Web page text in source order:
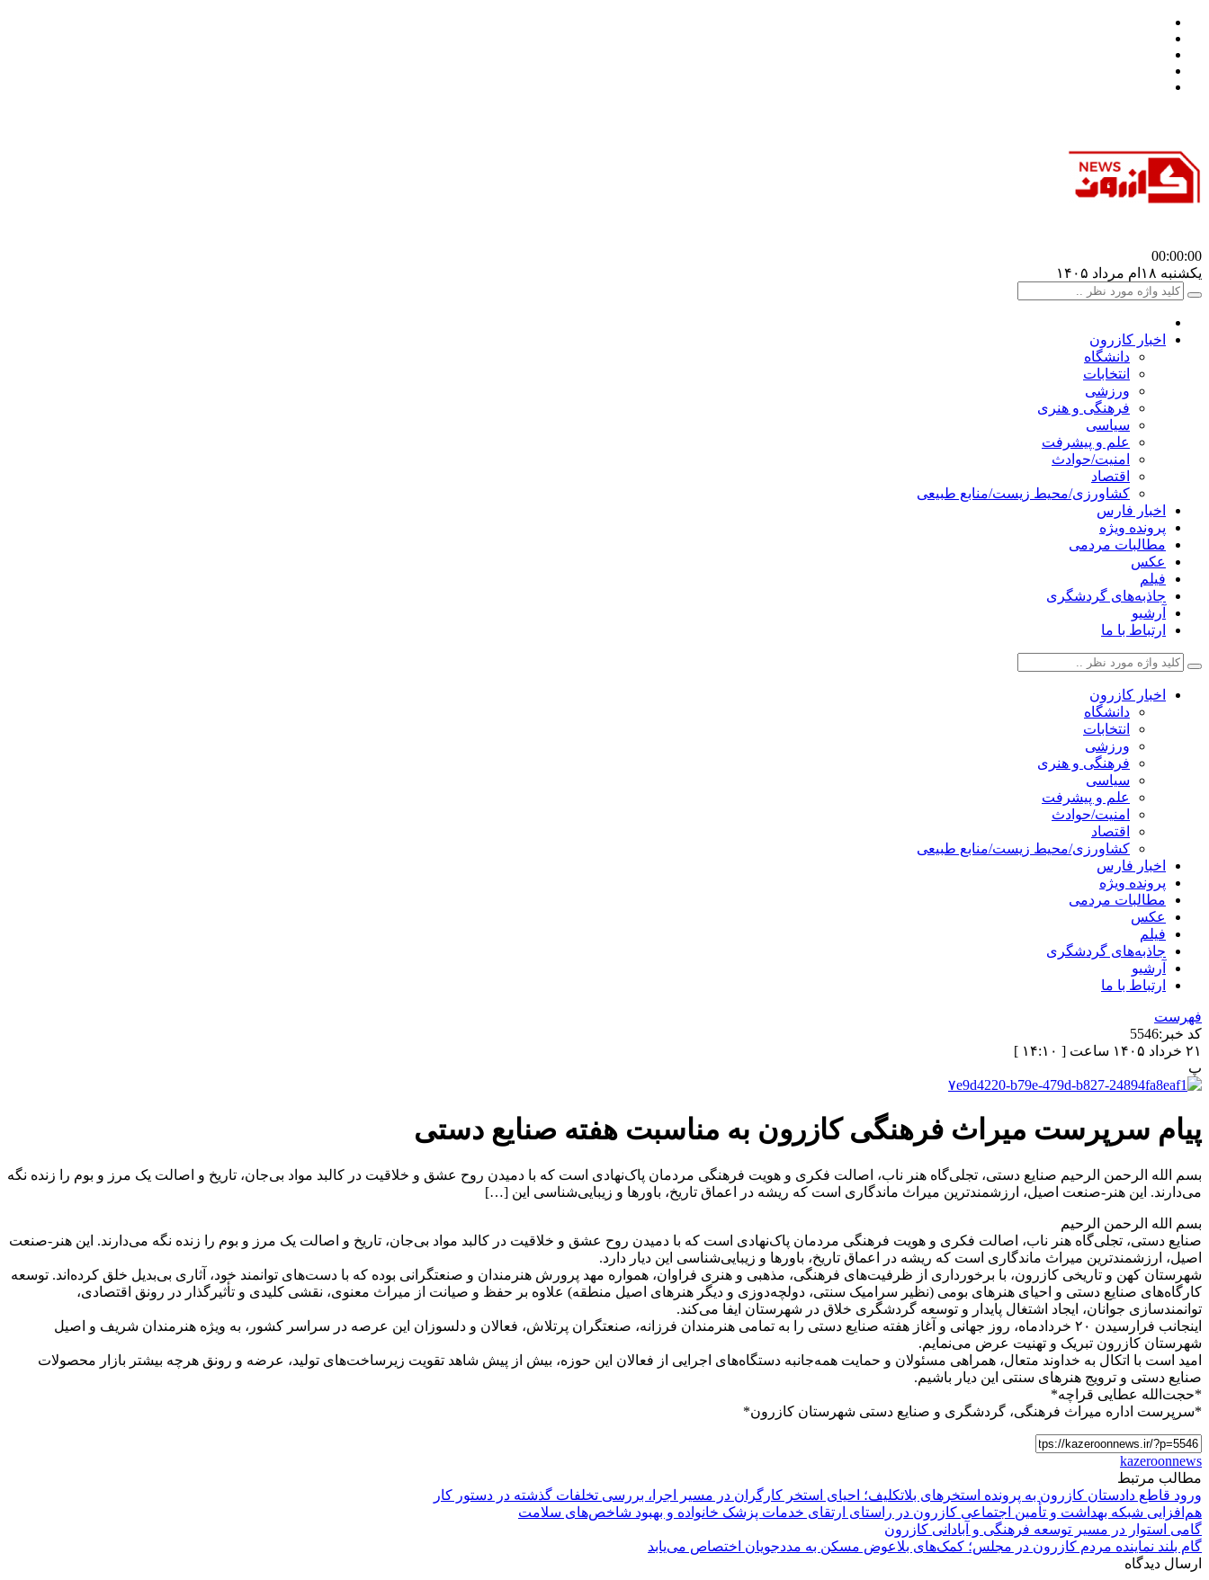
00:00:00
یکشنبه ۱۸ام مرداد ۱۴۰۵
اخبار کازرون
دانشگاه
انتخابات
ورزشی
فرهنگی و هنری
سیاسی
علم و پیشرفت
امنیت/حوادث
اقتصاد
کشاورزی/محیط زیست/منابع طبیعی
اخبار فارس
پرونده ویژه
مطالبات مردمی
عکس
فیلم
جاذبه‌های گردشگری
آرشیو
ارتباط با ما
اخبار کازرون
دانشگاه
انتخابات
ورزشی
فرهنگی و هنری
سیاسی
علم و پیشرفت
امنیت/حوادث
اقتصاد
کشاورزی/محیط زیست/منابع طبیعی
اخبار فارس
پرونده ویژه
مطالبات مردمی
عکس
فیلم
جاذبه‌های گردشگری
آرشیو
ارتباط با ما
فهرست
کد خبر:5546
۲۱ خرداد ۱۴۰۵ ساعت [ ۱۴:۱۰ ]
پ
پیام سرپرست میراث فرهنگی کازرون به مناسبت هفته صنایع دستی
بسم الله الرحمن الرحیم ​صنایع دستی، تجلی‌گاه هنر ناب، اصالت فکری و هویت فرهنگی مردمان پاک‌نهادی است که با دمیدن روح عشق و خلاقیت در کالبد مواد بی‌جان، تاریخ و اصالت یک مرز و بوم را زنده نگه
می‌دارند. این هنر-صنعت اصیل، ارزشمندترین میراث ماندگاری است که ریشه در اعماق تاریخ، باورها و زیبایی‌شناسی این […]
بسم الله الرحمن الرحیم
​صنایع دستی، تجلی‌گاه هنر ناب، اصالت فکری و هویت فرهنگی مردمان پاک‌نهادی است که با دمیدن روح عشق و خلاقیت در کالبد مواد بی‌جان، تاریخ و اصالت یک مرز و بوم را زنده نگه می‌دارند. این هنر-صنعت
اصیل، ارزشمندترین میراث ماندگاری است که ریشه در اعماق تاریخ، باورها و زیبایی‌شناسی این دیار دارد.
​شهرستان کهن و تاریخی کازرون، با برخورداری از ظرفیت‌های فرهنگی، مذهبی و هنری فراوان، همواره مهد پرورش هنرمندان و صنعتگرانی بوده که با دست‌های توانمند خود، آثاری بی‌بدیل خلق کرده‌اند. توسعه
کارگاه‌های صنایع دستی و احیای هنرهای بومی (نظیر سرامیک سنتی، دولچه‌دوزی و دیگر هنرهای اصیل منطقه) علاوه بر حفظ و صیانت از میراث معنوی، نقشی کلیدی و تأثیرگذار در رونق اقتصادی،
توانمندسازی جوانان، ایجاد اشتغال پایدار و توسعه گردشگری خلاق در شهرستان ایفا می‌کند.
​اینجانب فرارسیدن ۲۰ خردادماه، روز جهانی و آغاز هفته صنایع دستی را به تمامی هنرمندان فرزانه، صنعتگران پرتلاش، فعالان و دلسوزان این عرصه در سراسر کشور، به ویژه هنرمندان شریف و اصیل
شهرستان کازرون تبریک و تهنیت عرض می‌نمایم.
​امید است با اتکال به خداوند متعال، همراهی مسئولان و حمایت همه‌جانبه دستگاه‌های اجرایی از فعالان این حوزه، بیش از پیش شاهد تقویت زیرساخت‌های تولید، عرضه و رونق هرچه بیشتر بازار محصولات
صنایع دستی و ترویج هنرهای سنتی این دیار باشیم.
*​حجت‌الله عطایی قراچه*
*سرپرست اداره میراث فرهنگی، گردشگری و صنایع دستی شهرستان کازرون*
kazeroonnews
مطالب مرتبط
ورود قاطع دادستان کازرون به پرونده استخرهای بلاتکلیف؛ احیای استخر کارگران در مسیر اجرا، بررسی تخلفات گذشته در دستور کار
هم‌افزایی شبکه بهداشت و تأمین اجتماعی کازرون در راستای ارتقای خدمات پزشک خانواده و بهبود شاخص‌های سلامت
گامی استوار در مسیر توسعه فرهنگی و آبادانی کازرون
گام بلند نماینده مردم کازرون در مجلس؛ کمک‌های بلاعوض مسکن به مددجویان اختصاص می‌یابد
ارسال دیدگاه